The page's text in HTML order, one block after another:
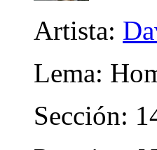
Artista:
Lema:
Sección: